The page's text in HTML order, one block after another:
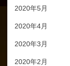
2020年5月
2020年4月
2020年3月
2020年2月